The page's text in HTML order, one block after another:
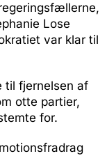
Lose
var klar til
til fjernelsen af
otte partier,
for.